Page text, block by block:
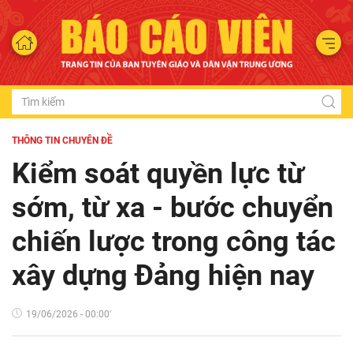
THÔNG TIN CHUYÊN ĐỀ
Kiểm soát quyền lực từ
sớm, từ xa - bước chuyển
chiến lược trong công tác
xây dựng Đảng hiện nay
19/06/2026 - 00:00'